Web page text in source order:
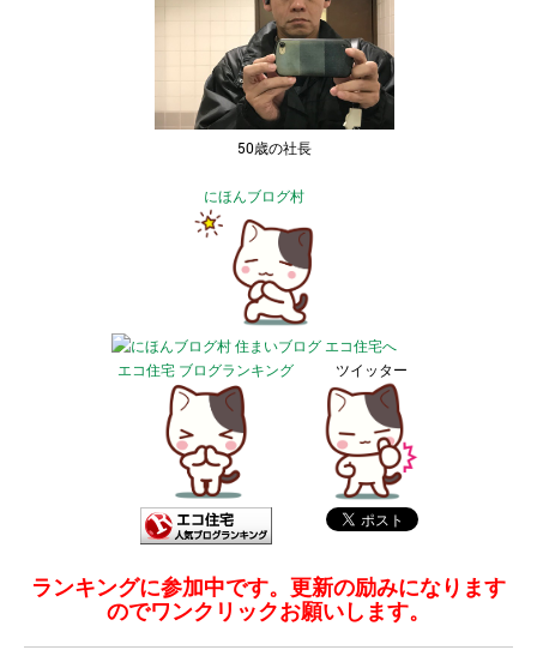
50歳の社長
にほんブログ村
エコ住宅 ブログランキング ツイッター
ランキングに参加中です。更新の励みになります
のでワンクリックお願いします。